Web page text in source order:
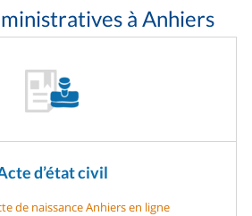
à Anhiers
d’état civil
de naissance Anhiers en ligne